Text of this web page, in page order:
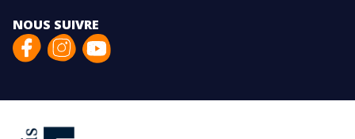
NOUS SUIVRE